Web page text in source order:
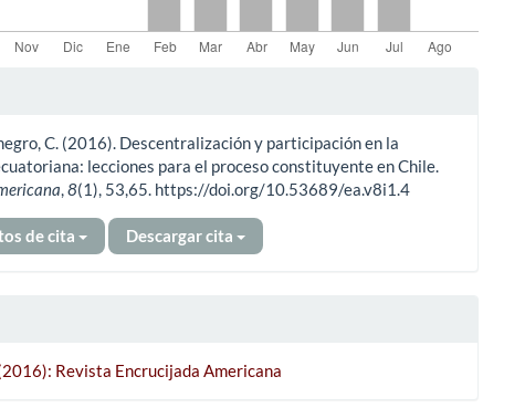
C. (2016). Descentralización y participación en la
lecciones para el proceso constituyente en Chile.
,8(1), 53,65. https://doi.org/10.53689/ea.v8i1.4
de cita Descargar cita
Revista Encrucijada Americana